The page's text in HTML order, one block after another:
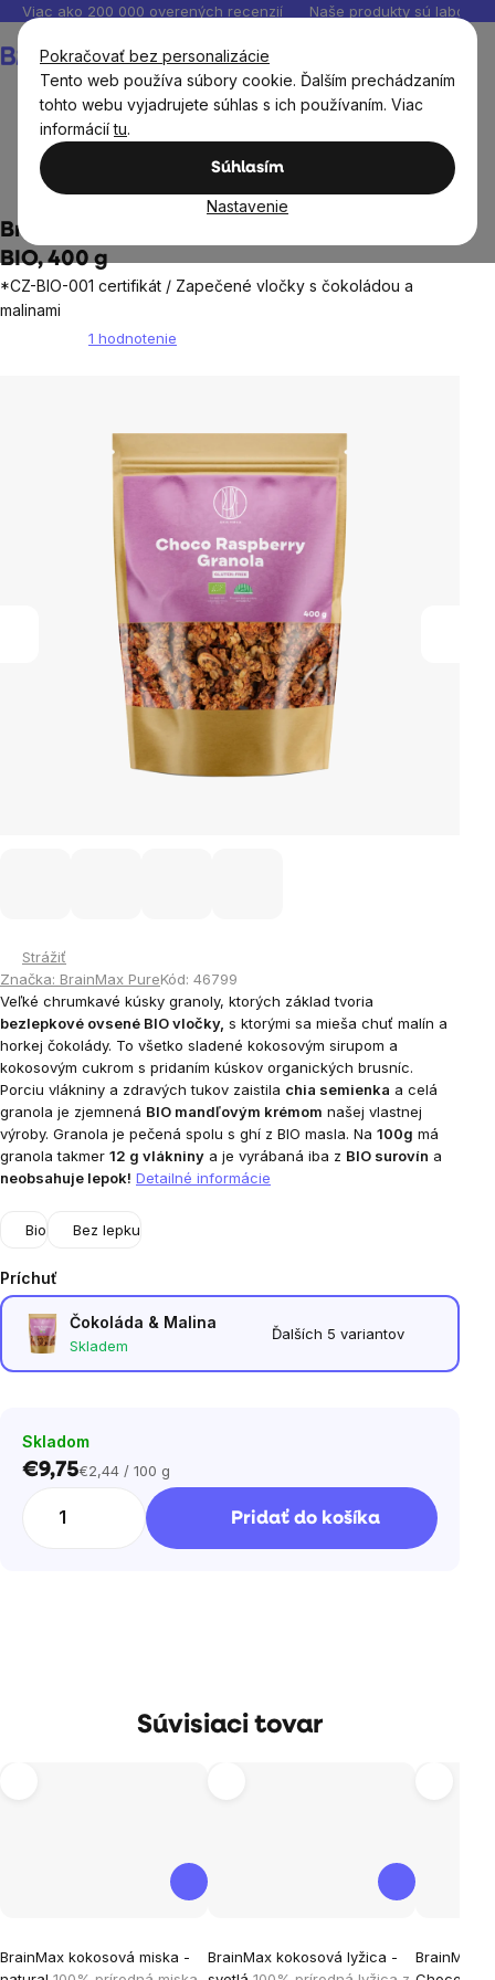
Pokračovať bez personalizácie
Tento web používa súbory cookie. Ďalším prechádzaním
tohto webu vyjadrujete súhlas s ich používaním. Viac
informáciítu.
Súhlasím
Nastavenie
Prejsť
obsah
Viac ako 200 000 overených recenzií Naše produkty sú
košík
Cereálie, obilniny, pseudoobilniny
Granola
BrainMax
BrainMax Pure® Choco Raspberry Granola,
BIO, 400 g
*CZ-BIO-001 certifikát / Zapečené vločky s čokoládou a
malinami
1 hodnotenie
Strážiť
Značka: BrainMax PureKód: 46799
Veľké chrumkavé kúsky granoly, ktorých základ tvoria
bezlepkové ovsené BIO vločky, s ktorými sa mieša chuť malín a
horkej čokolády. To všetko sladené kokosovým sirupom a
kokosovým cukrom s pridaním kúskov organických brusníc.
Porciu vlákniny a zdravých tukov zaistila chia semienka a celá
granola je zjemnená BIO mandľovým krémom našej vlastnej
výroby. Granola je pečená spolu s ghí z BIO masla. Na 100g má
granola takmer 12 g vlákniny a je vyrábaná iba z BIO surovín a
neobsahuje lepok! Detailné informácie
Bio Bez lepku
Príchuť
Čokoláda & Malina
Skladem
Ďalších 5 variantov
Skladom
€9,75Jednotková
€2,44 / 100 g
Pridať do košíka
Súvisiaci tovar
BrainMax kokosová miska -
hodnotenie
BrainMax kokosová lyžica -
hodnotenie
BrainMax